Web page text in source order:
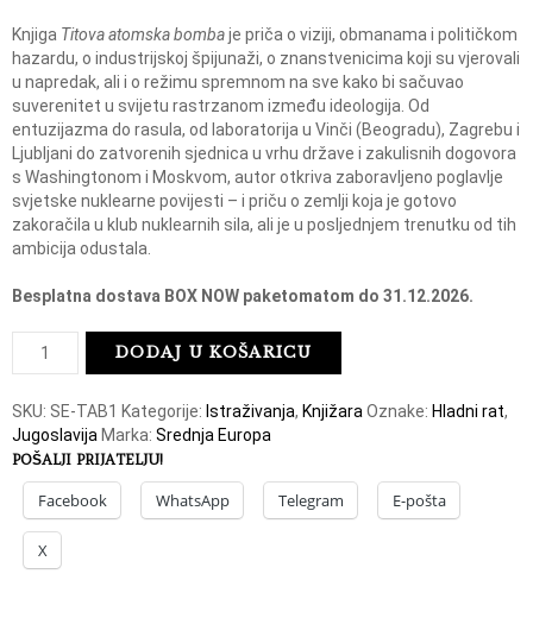
Knjiga Titova atomska bombaje priča o viziji, obmanama i političkom
hazardu, o industrijskoj špijunaži, o znanstvenicima koji su vjerovali
u napredak, ali i o režimu spremnom na sve kako bi sačuvao
suverenitet u svijetu rastrzanom između ideologija. Od
entuzijazma do rasula, od laboratorija u Vinči (Beogradu), Zagrebu i
Ljubljani do zatvorenih sjednica u vrhu države i zakulisnih dogovora
s Washingtonom i Moskvom, autor otkriva zaboravljeno poglavlje
svjetske nuklearne povijesti – i priču o zemlji koja je gotovo
zakoračila u klub nuklearnih sila, ali je u posljednjem trenutku od tih
ambicija odustala.
Besplatna dostava BOX NOW paketomatom do 31.12.2026.
t
v
a
a
DODAJ U KOŠARICU
SKU: SE-TAB1 Kategorije: Istraživanja, Knjižara Oznake: Hladni rat,
Jugoslavija Marka: Srednja Europa
POŠALJI PRIJATELJU!
Facebook WhatsApp Telegram E-pošta
X